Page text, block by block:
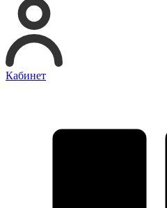
Кабинет